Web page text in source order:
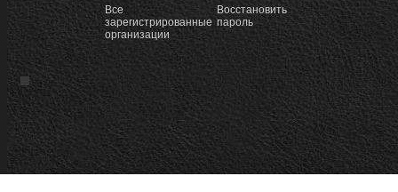
Все
зарегистрированные
организации
Восстановить
пароль